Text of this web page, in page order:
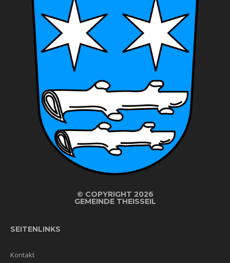
© COPYRIGHT 2026
GEMEINDE THEISSEIL
SEITENLINKS
Kontakt